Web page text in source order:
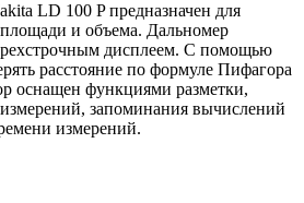
LD 100 P предназначен для
и объема. Дальномер
дисплеем. С помощью
расстояние по формуле Пифагора
оснащен функциями разметки,
запоминания вычислений
измерений.